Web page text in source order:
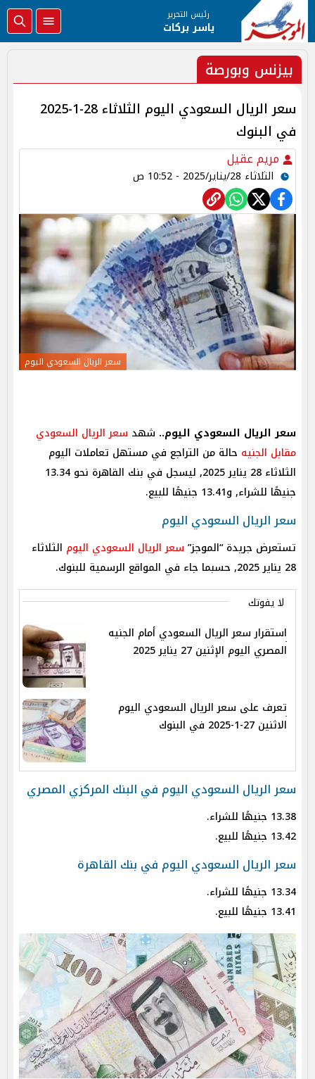
رئيس التحرير
ياسر بركات
بيزنس وبورصة
سعر الريال السعودي اليوم الثلاثاء 28-1-2025
في البنوك
مريم عقيل
الثلاثاء 28/يناير/2025 - 10:52 ص
سعر الريال السعودي اليوم
سعر الريال السعودي اليوم.. شهد سعر الريال السعودي
مقابل الجنيه حالة من التراجع في مستهل تعاملات اليوم
الثلاثاء 28 يناير 2025, ليسجل في بنك القاهرة نحو 13.34
جنيهًا للشراء, و13.41 جنيهًا للبيع.
سعر الريال السعودي اليوم
تستعرض جريدة “الموجز” سعر الريال السعودي اليوم الثلاثاء
28 يناير 2025, حسبما جاء في المواقع الرسمية للبنوك.
لا يفوتك
استقرار سعر الريال السعودي أمام الجنيه
المصري اليوم الإثنين 27 يناير 2025
تعرف على سعر الريال السعودي اليوم
الاثنين 27-1-2025 في البنوك
سعر الريال السعودي اليوم في البنك المركزي المصري
13.38 جنيهًا للشراء.
13.42 جنيهًا للبيع.
سعر الريال السعودي اليوم في بنك القاهرة
13.34 جنيهًا للشراء.
13.41 جنيهًا للبيع.